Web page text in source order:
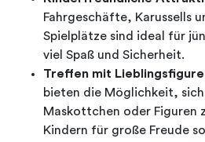
Fahrgeschäfte, Karussells
Spielplätze sind ideal für
viel Spaß und Sicherheit.
Treffen mit
bieten die Möglichkeit,
Maskottchen oder Figuren
Kindern für große Freude